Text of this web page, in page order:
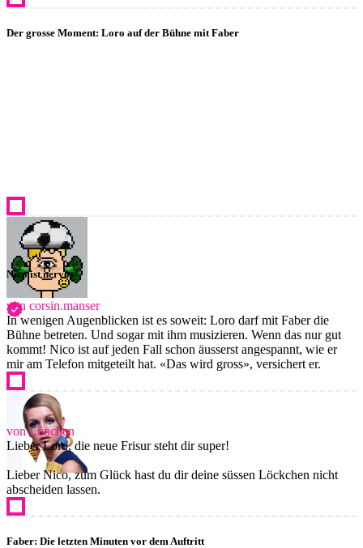
Der grosse Moment: Loro auf der Bühne mit Faber
Nico ist nervös
von corsin.manser
In wenigen Augenblicken ist es soweit: Loro darf mit Faber die
Bühne betreten. Und sogar mit ihm musizieren. Wenn das nur gut
kommt! Nico ist auf jeden Fall schon äusserst angespannt, wie er
mir am Telefon mitgeteilt hat. «Das wird gross», versichert er.
von Lünchen
Lieber Loro, die neue Frisur steht dir super!
Lieber Nico, zum Glück hast du dir deine süssen Löckchen nicht
abscheiden lassen.
Faber: Die letzten Minuten vor dem Auftritt